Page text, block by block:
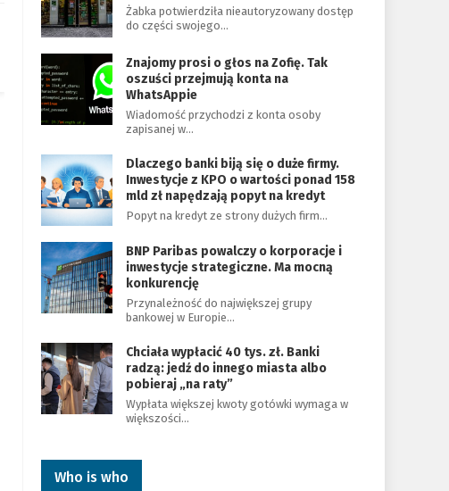
Żabka potwierdziła nieautoryzowany dostęp
do części swojego…
Znajomy prosi o głos na Zofię. Tak
oszuści przejmują konta na
WhatsAppie
Wiadomość przychodzi z konta osoby
zapisanej w…
Dlaczego banki biją się o duże firmy.
Inwestycje z KPO o wartości ponad 158
mld zł napędzają popyt na kredyt
Popyt na kredyt ze strony dużych firm…
BNP Paribas powalczy o korporacje i
inwestycje strategiczne. Ma mocną
konkurencję
Przynależność do największej grupy
bankowej w Europie…
Chciała wypłacić 40 tys. zł. Banki
radzą: jedź do innego miasta albo
pobieraj „na raty”
Wypłata większej kwoty gotówki wymaga w
większości…
Who is who